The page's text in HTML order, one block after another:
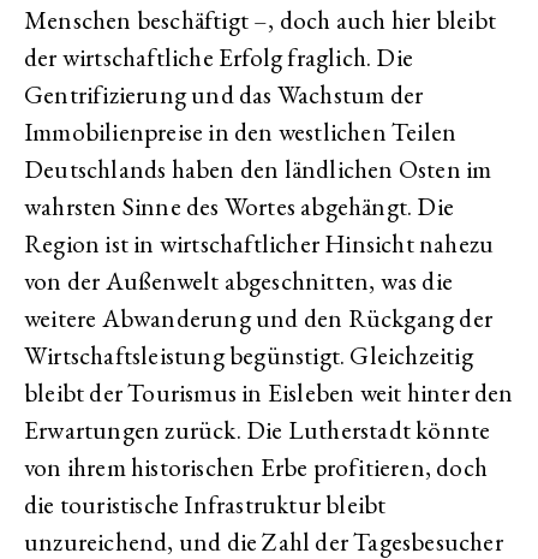
Menschen beschäftigt –, doch auch hier bleibt
der wirtschaftliche Erfolg fraglich. Die
Gentrifizierung und das Wachstum der
Immobilienpreise in den westlichen Teilen
Deutschlands haben den ländlichen Osten im
wahrsten Sinne des Wortes abgehängt. Die
Region ist in wirtschaftlicher Hinsicht nahezu
von der Außenwelt abgeschnitten, was die
weitere Abwanderung und den Rückgang der
Wirtschaftsleistung begünstigt. Gleichzeitig
bleibt der Tourismus in Eisleben weit hinter den
Erwartungen zurück. Die Lutherstadt könnte
von ihrem historischen Erbe profitieren, doch
die touristische Infrastruktur bleibt
unzureichend, und die Zahl der Tagesbesucher